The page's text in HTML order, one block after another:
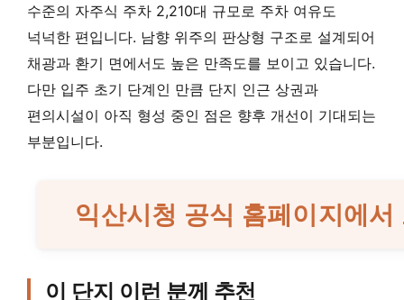
수준의 자주식 주차 2,210대 규모로 주차 여유도
넉넉한 편입니다. 남향 위주의 판상형 구조로 설계되어
채광과 환기 면에서도 높은 만족도를 보이고 있습니다.
다만 입주 초기 단계인 만큼 단지 인근 상권과
편의시설이 아직 형성 중인 점은 향후 개선이 기대되는
부분입니다.
익산시청 공식 홈페이지에
이 단지 이런 분께 추천